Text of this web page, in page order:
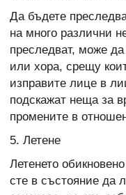
Да бъдете
на много различни
преследват, може
или хора, срещу
изправите лице в
подскажат неща за
промените в
5. Летене
Летенето
сте в състояние да